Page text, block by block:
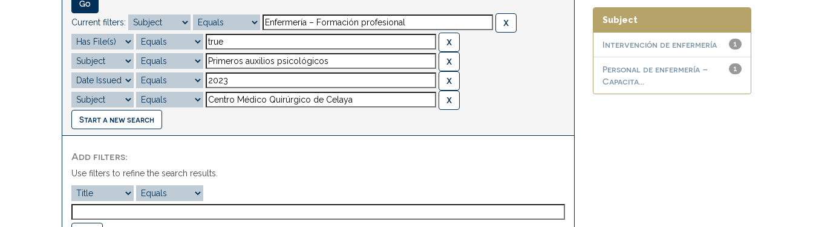
Current filters:
Start a new search
Add filters:
Use filters to refine the search results.
Subject
1
Intervención de enfermería
1
Personal de enfermería –
Capacita...